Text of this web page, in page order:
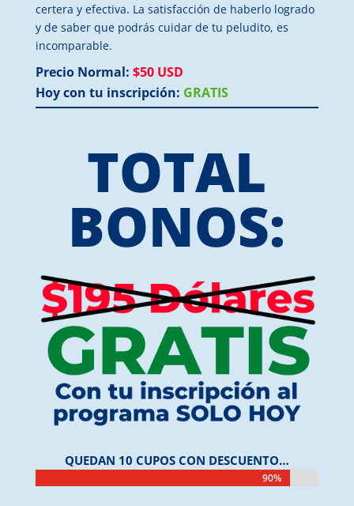
certera y efectiva. La satisfacción de haberlo logrado
y de saber que podrás cuidar de tu peludito, es
incomparable.
Precio Normal: $50 USD
Hoy con tu inscripción: GRATIS
TOTAL
BONOS:
QUEDAN 10 CUPOS CON DESCUENTO…
90%
90%